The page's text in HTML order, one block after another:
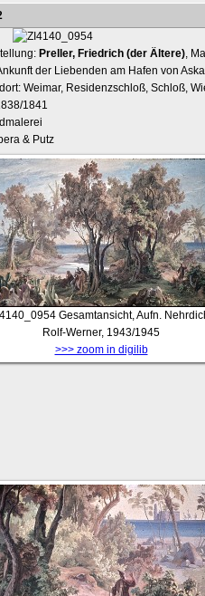
Preller, Friedrich (der Ältere),
der Liebenden am Hafen von
Weimar, Residenzschloß, Schloß,
1841
& Putz
Gesamtansicht, Aufn.
Rolf-Werner, 1943/1945
>>> zoom in digilib